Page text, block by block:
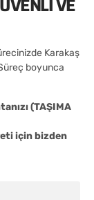
VE
Karakaş
boyunca
(TAŞIMA
için bizden